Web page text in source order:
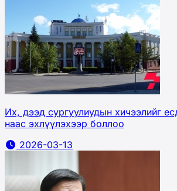
Их, дээд сургуулиудын хичээлийг
наас эхлүүлэхээр боллоо
2026-03-13